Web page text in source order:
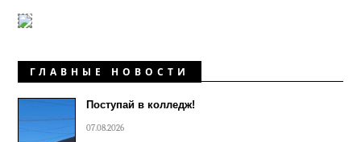
ГЛАВНЫЕ НОВОСТИ
Поступай в колледж!
07.08.2026